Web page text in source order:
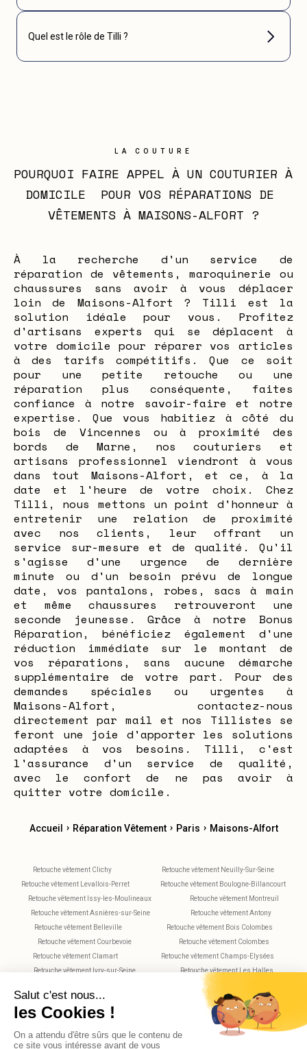
Quel est le rôle de Tilli ?
LA COUTURE
POURQUOI FAIRE APPEL À UN COUTURIER À
DOMICILE  POUR VOS RÉPARATIONS DE
VÊTEMENTS À MAISONS-ALFORT ?
À la recherche d'un service de
réparation de vêtements, maroquinerie ou
chaussures sans avoir à vous déplacer
loin de Maisons-Alfort ? Tilli est la
solution idéale pour vous. Profitez
d'artisans experts qui se déplacent à
votre domicile pour réparer vos articles
à des tarifs compétitifs. Que ce soit
pour une petite retouche ou une
réparation plus conséquente, faites
confiance à notre savoir-faire et notre
expertise. Que vous habitiez à côté du
bois de Vincennes ou à proximité des
bords de Marne, nos couturiers et
artisans professionnel viendront à vous
dans tout Maisons-Alfort, et ce, à la
date et l'heure de votre choix. Chez
Tilli, nous mettons un point d'honneur à
entretenir une relation de proximité
avec nos clients, leur offrant un
service sur-mesure et de qualité. Qu'il
s'agisse d'une urgence de dernière
minute ou d'un besoin prévu de longue
date, vos pantalons, robes, sacs à main
et même chaussures retrouveront une
seconde jeunesse. Grâce à notre Bonus
Réparation, bénéficiez également d'une
réduction immédiate sur le montant de
vos réparations, sans aucune démarche
supplémentaire de votre part. Pour des
demandes spéciales ou urgentes à
Maisons-Alfort, contactez-nous
directement par mail et nos Tillistes se
feront une joie d'apporter les solutions
adaptées à vos besoins. Tilli, c'est
l'assurance d'un service de qualité,
avec le confort de ne pas avoir à
quitter votre domicile.
Accueil › Réparation Vêtement › Paris › Maisons-Alfort
Retouche vêtement Clichy
Retouche vêtement Neuilly-Sur-Seine
Retouche vêtement Levallois-Perret
Retouche vêtement Boulogne-Billancourt
Retouche vêtement Issy-les-Moulineaux
Retouche vêtement Montreuil
Retouche vêtement Asnières-sur-Seine
Retouche vêtement Antony
Retouche vêtement Belleville
Retouche vêtement Bois Colombes
Retouche vêtement Courbevoie
Retouche vêtement Colombes
Retouche vêtement Clamart
Retouche vêtement Champs-Elysées
Retouche vêtement Ivry-sur-Seine
Retouche vêtement Les Halles
Retouche vêtement Nanterre
Retouche vêtement Plaisance
Retouche vêtement Saint-Maur-des-Fossés
Retouche vêtement Rueil-Malmaison
Retouche vêtement Rochechouart
Retouche vêtement Villejuif
Retouche vêtement Versailles